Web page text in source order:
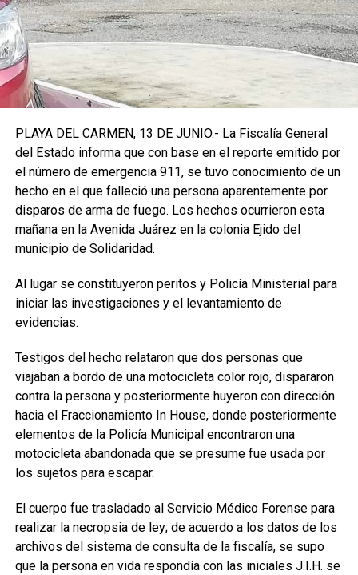
PLAYA DEL CARMEN, 13 DE JUNIO.- La Fiscalía General
del Estado informa que con base en el reporte emitido por
el número de emergencia 911, se tuvo conocimiento de un
hecho en el que falleció una persona aparentemente por
disparos de arma de fuego. Los hechos ocurrieron esta
mañana en la Avenida Juárez en la colonia Ejido del
municipio de Solidaridad.
Al lugar se constituyeron peritos y Policía Ministerial para
iniciar las investigaciones y el levantamiento de
evidencias.
Testigos del hecho relataron que dos personas que
viajaban a bordo de una motocicleta color rojo, dispararon
contra la persona y posteriormente huyeron con dirección
hacia el Fraccionamiento In House, donde posteriormente
elementos de la Policía Municipal encontraron una
motocicleta abandonada que se presume fue usada por
los sujetos para escapar.
El cuerpo fue trasladado al Servicio Médico Forense para
realizar la necropsia de ley; de acuerdo a los datos de los
archivos del sistema de consulta de la fiscalía, se supo
que la persona en vida respondía con las iniciales J.I.H. se